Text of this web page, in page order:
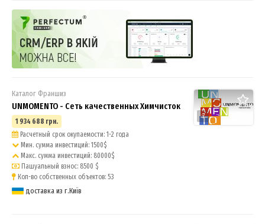
7
Каталог Франшиз
UNMOMENTO - Сеть качественных Химчисток
1 934 688 грн.
Расчетный срок окупаемости: 1-2 года
Мин. сумма инвестиций: 1500$
Макс. сумма инвестиций: 80000$
Пашуальный взнос: 8500 $
Кол-во собственных объектов: 53
доставка из г.Київ